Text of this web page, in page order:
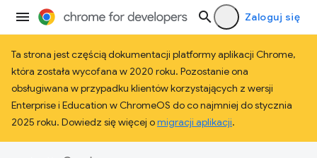
Zaloguj się
Ta strona jest częścią dokumentacji platformy aplikacji Chrome,
która została wycofana w 2020 roku. Pozostanie ona
obsługiwana w przypadku klientów korzystających z wersji
Enterprise i Education w ChromeOS do co najmniej do stycznia
2025 roku. Dowiedz się więcej omigracji aplikacji.